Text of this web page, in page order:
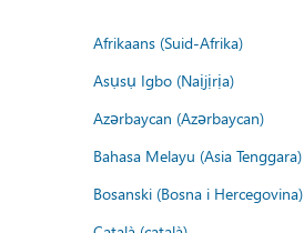
Afrikaans (Suid-Afrika)
Asụsụ Igbo (Naịjịrịa)
Azərbaycan (Azərbaycan)
Bahasa Melayu (Asia Tenggara)
Bosanski (Bosna i Hercegovina)